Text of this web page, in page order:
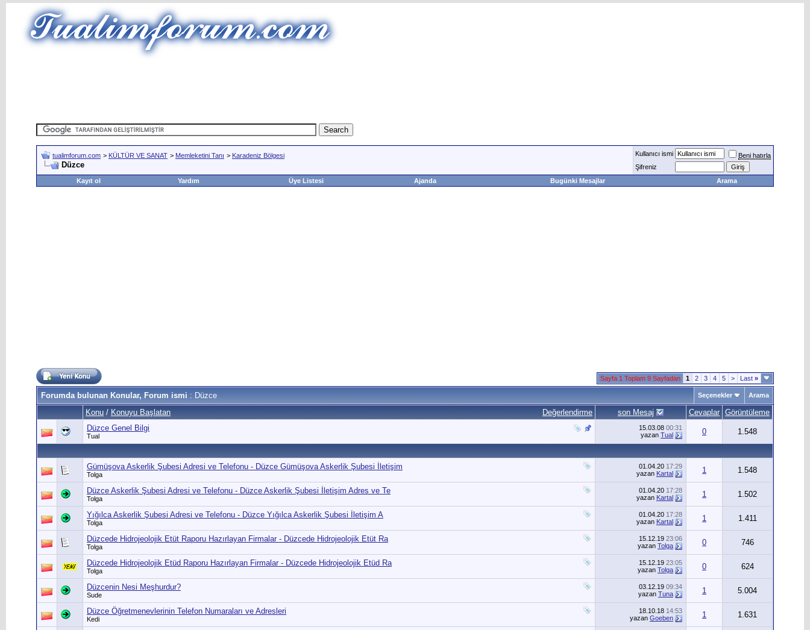
tualimforum.com > KÜLTÜR VE SANAT > Memleketini Tanı > Karadeniz Bölgesi
Düzce
Kullanıcı ismi
Beni hatırla
Şifreniz
Kayıt ol
Yardım Üye Listesi Ajanda Bugünki Mesajlar Arama
Sayfa 1 Toplam 9 Sayfadan 1 2 3 4 5 > Last »
Forumda bulunan Konular, Forum ismi : Düzce Seçenekler Arama
Değerlendirme
Konu / Konuyu Başlatan son Mesaj Cevaplar Görüntüleme
Düzce Genel Bilgi
Tual
15.03.08 00:31
yazan Tual 0 1.548
Gümüşova Askerlik Şubesi Adresi ve Telefonu - Düzce Gümüşova Askerlik Şubesi İletişim
Tolga
01.04.20 17:29
yazan Kartal 1 1.548
Düzce Askerlik Şubesi Adresi ve Telefonu - Düzce Askerlik Şubesi İletişim Adres ve Te
Tolga
01.04.20 17:28
yazan Kartal 1 1.502
Yığılca Askerlik Şubesi Adresi ve Telefonu - Düzce Yığılca Askerlik Şubesi İletişim A
Tolga
01.04.20 17:28
yazan Kartal 1 1.411
Düzcede Hidrojeolojik Etüt Raporu Hazırlayan Firmalar - Düzcede Hidrojeolojik Etüt Ra
Tolga
15.12.19 23:06
yazan Tolga 0 746
Düzcede Hidrojeolojik Etüd Raporu Hazırlayan Firmalar - Düzcede Hidrojeolojik Etüd Ra
Tolga
15.12.19 23:05
yazan Tolga 0 624
Düzcenin Nesi Meşhurdur?
Sude
03.12.19 09:34
yazan Tuna 1 5.004
Düzce Öğretmenevlerinin Telefon Numaraları ve Adresleri
Kedi
18.10.18 14:53
yazan Goeben 1 1.631